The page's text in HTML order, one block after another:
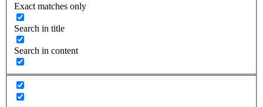
Exact matches only
Search in title
Search in content